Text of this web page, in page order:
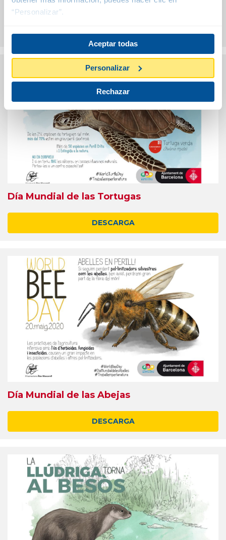
“Personalizar”.
Aceptar todas
Personalizar
Rechazar
Flamencos del mundo
Día Mundial de las Tortugas
DESCARGA
Día Mundial de las Abejas
DESCARGA